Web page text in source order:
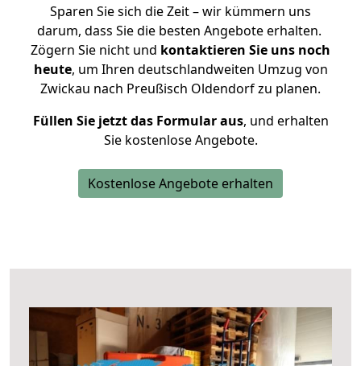
Sparen Sie sich die Zeit – wir kümmern uns
darum, dass Sie die besten Angebote erhalten.
Zögern Sie nicht und kontaktieren Sie uns noch
heute, um Ihren deutschlandweiten Umzug von
Zwickau nach Preußisch Oldendorf zu planen.
Füllen Sie jetzt das Formular aus, und erhalten
Sie kostenlose Angebote.
Kostenlose Angebote erhalten